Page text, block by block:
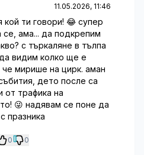
11.05.2026, 11:46
кой ти говори! 😂 супер
се, ама... да подкрепим
с търкаляне в тълпа
видим колко ще е
че мирише на цирк. аман
дето после са
от трафика на
😜 надявам се поне да
празника
0 0